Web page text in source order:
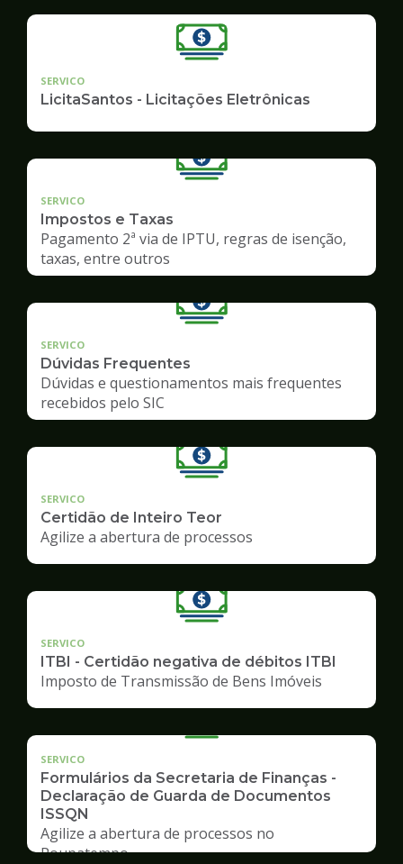
SERVICO
LicitaSantos - Licitações Eletrônicas
SERVICO
Impostos e Taxas
Pagamento 2ª via de IPTU, regras de isenção,
taxas, entre outros
SERVICO
Dúvidas Frequentes
Dúvidas e questionamentos mais frequentes
recebidos pelo SIC
SERVICO
Certidão de Inteiro Teor
Agilize a abertura de processos
SERVICO
ITBI - Certidão negativa de débitos ITBI
Imposto de Transmissão de Bens Imóveis
SERVICO
Formulários da Secretaria de Finanças -
Declaração de Guarda de Documentos
ISSQN
Agilize a abertura de processos no
Poupatempo